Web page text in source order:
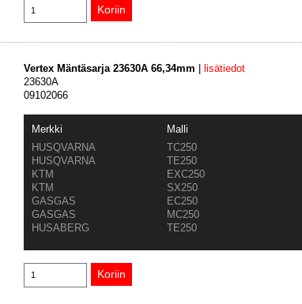
Vertex Mäntäsarja 23630A 66,34mm
lisätiedot
23630A
09102066
Merkki Malli
HUSQVARNA
TC250
HUSQVARNA
TE250
KTM
EXC250
KTM
SX250
GASGAS
EC250
GASGAS
MC250
HUSABERG
TE250